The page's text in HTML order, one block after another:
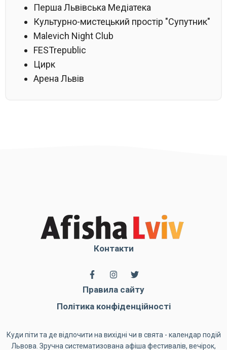
Перша Львівська Медіатека
Культурно-мистецький простір "Супутник"
Malevich Night Club
FESTrepublic
Цирк
Арена Львів
Контакти
Правила сайту
Політика конфіденційності
Куди піти та де відпочити на вихідні чи в свята - календар подій
Львова. Зручна систематизована афіша фестивалів, вечірок,